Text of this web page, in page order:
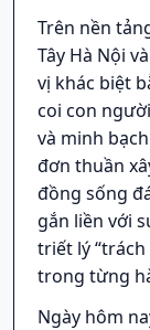
Trên nền
Tây Hà Nội
vị khác biệt
coi con
và minh
đơn thuần
đồng sống
gắn liền với
triết lý
trong từng
Ngày hôm